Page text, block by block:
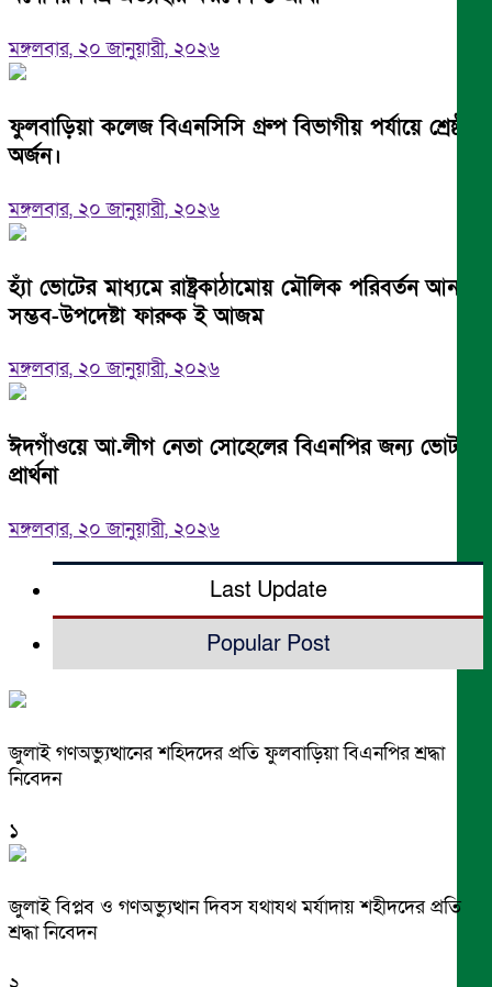
মঙ্গলবার, ২০ জানুয়ারী, ২০২৬
ফুলবাড়িয়া কলেজ বিএনসিসি গ্রুপ বিভাগীয় পর্যায়ে শ্রেষ্ঠত্ব
অর্জন।
মঙ্গলবার, ২০ জানুয়ারী, ২০২৬
হ্যাঁ ভোটের মাধ্যমে রাষ্ট্রকাঠামোয় মৌলিক পরিবর্তন আনা
সম্ভব-উপদেষ্টা ফারুক ই আজম
মঙ্গলবার, ২০ জানুয়ারী, ২০২৬
ঈদগাঁওয়ে আ.লীগ নেতা সোহেলের বিএনপির জন্য ভোট
প্রার্থনা
মঙ্গলবার, ২০ জানুয়ারী, ২০২৬
Last Update
Popular Post
জুলাই গণঅভ্যুত্থানের শহিদদের প্রতি ফুলবাড়িয়া বিএনপির শ্রদ্ধা
নিবেদন
১
জুলাই বিপ্লব ও গণঅভ্যুত্থান দিবস যথাযথ মর্যাদায় শহীদদের প্রতি
শ্রদ্ধা নিবেদন